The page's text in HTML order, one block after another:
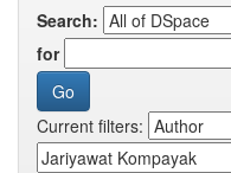
Search:
for
Current filters: